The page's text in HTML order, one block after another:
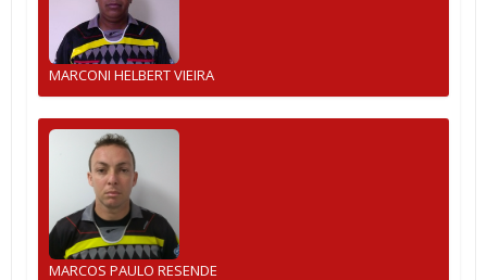
MARCONI HELBERT VIEIRA
MARCOS PAULO RESENDE